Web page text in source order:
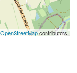
OpenStreetMapcontributors